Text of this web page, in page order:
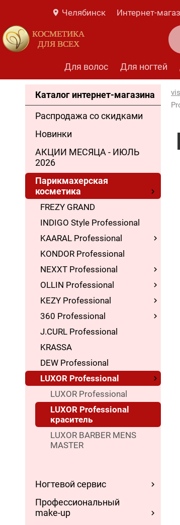
Челябинск Интернет-
КОСМЕТИКА
ДЛЯ ВСЕХ
Для волос Для ногтей
Каталог интернет-магазина
Распродажа со скидками
Новинки
АКЦИИ МЕСЯЦА - ИЮЛЬ
2026
Парикмахерская
косметика
FREZY GRAND
INDIGO Style Professional
KAARAL Professional
KONDOR Professional
NEXXT Professional
OLLIN Professional
KEZY Professional
360 Professional
J.CURL Professional
KRASSA
DEW Professional
LUXOR Professional
LUXOR Professional
LUXOR Professional
краситель
LUXOR BARBER MENS
MASTER
Ногтевой сервис
Профессиональный
make-up